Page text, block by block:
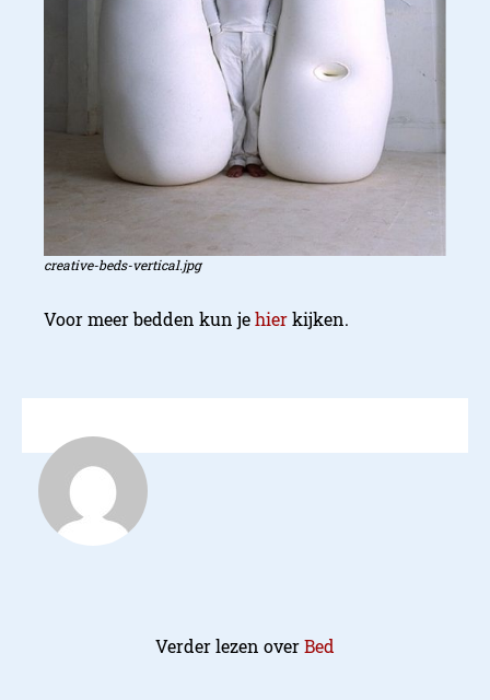
creative-beds-vertical.jpg
Voor meer bedden kun jehierkijken.
Verder lezen overBed